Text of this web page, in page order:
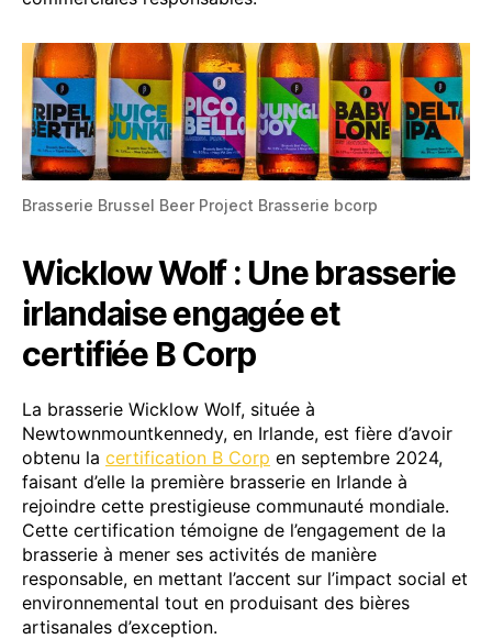
Brasserie Brussel Beer Project Brasserie bcorp
Wicklow Wolf : Une brasserie
irlandaise engagée et
certifiée B Corp
La brasserie Wicklow Wolf, située à
Newtownmountkennedy, en Irlande, est fière d’avoir
obtenu la certification B Corp en septembre 2024,
faisant d’elle la première brasserie en Irlande à
rejoindre cette prestigieuse communauté mondiale.
Cette certification témoigne de l’engagement de la
brasserie à mener ses activités de manière
responsable, en mettant l’accent sur l’impact social et
environnemental tout en produisant des bières
artisanales d’exception.